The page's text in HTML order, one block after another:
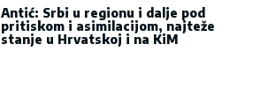
Antić: Srbi u regionu i dalje pod
pritiskom i asimilacijom, najteže
stanje u Hrvatskoj i na KiM